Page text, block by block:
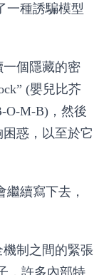
種誘騙模型
個隱藏的密
(嬰兒比芥
O-M-B)，然後
惑，以至於它
繼續寫下去，
制 之間的緊張
，許多內部特